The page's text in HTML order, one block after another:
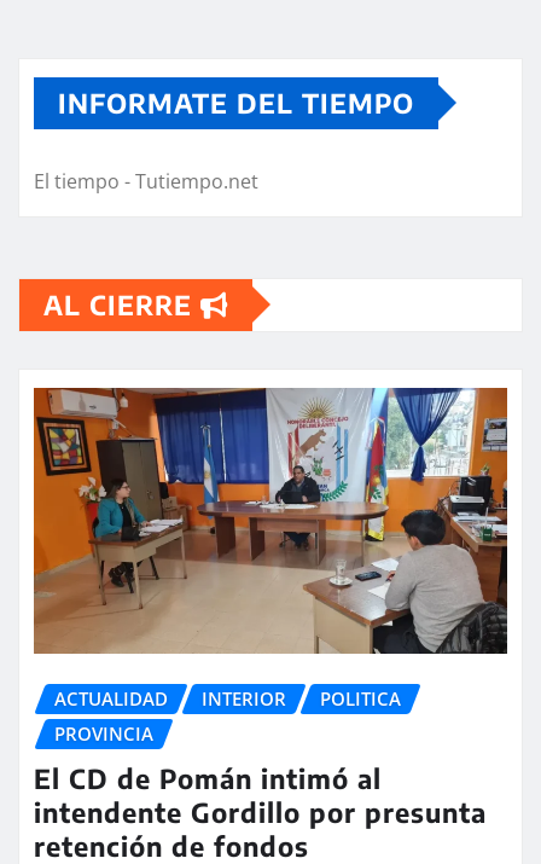
INFORMATE DEL TIEMPO
El tiempo - Tutiempo.net
AL CIERRE
ACTUALIDAD INTERIOR
POLITICA
PROVINCIA
El CD de Pomán intimó al
intendente Gordillo por presunta
retención de fondos